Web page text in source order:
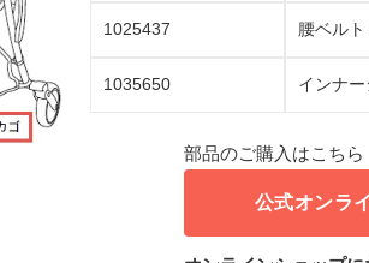
1025437 腰ベル
1035650 インナー
部品のご購入はこちら
公式オンラ